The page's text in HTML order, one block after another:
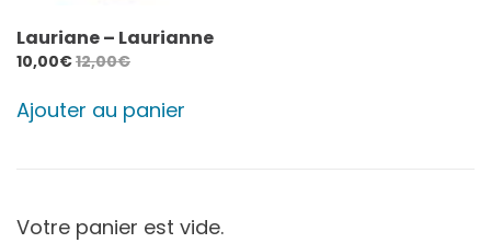
Lauriane – Laurianne
10,00€12,00€
Ajouter au panier
Votre panier est vide.